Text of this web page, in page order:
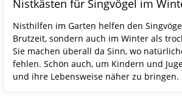
Nistkästen für Singvögel im
Nisthilfen im Garten helfen den
Brutzeit, sondern auch im Winter als
Sie machen überall da Sinn, wo
fehlen. Schön auch, um Kindern und
und ihre Lebensweise näher zu bringen.